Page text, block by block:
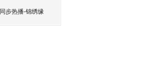
同步热播-锦绣缘